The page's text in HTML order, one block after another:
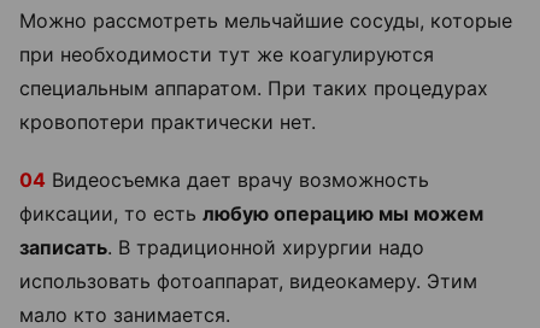
Можно рассмотреть мельчайшие сосуды, которые
при необходимости тут же коагулируются
специальным аппаратом. При таких процедурах
кровопотери практически нет.
04 Видеосъемка дает врачу возможность
фиксации, то есть любую операцию мы можем
записать. В традиционной хирургии надо
использовать фотоаппарат, видеокамеру. Этим
мало кто занимается.